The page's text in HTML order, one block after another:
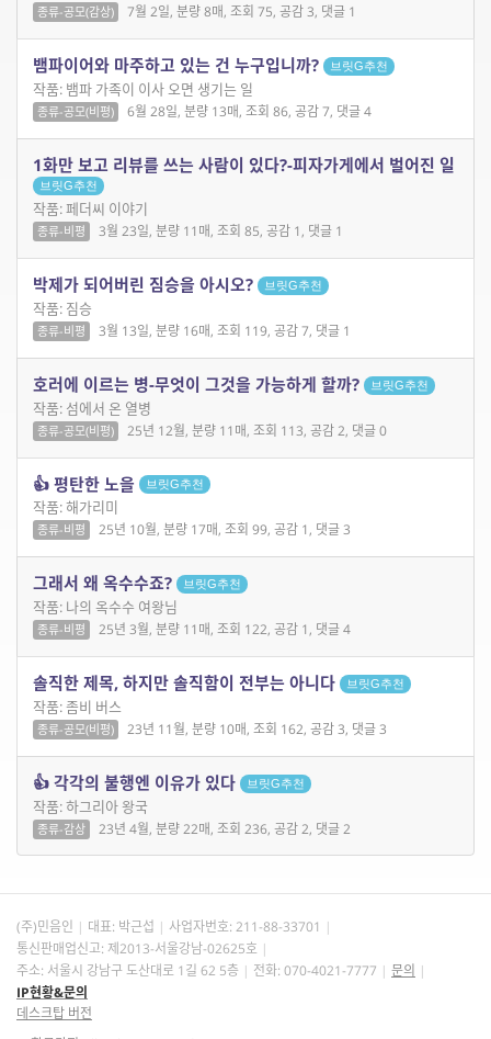
종류-공모(감상) 7월 2일, 분량 8매, 조회 75, 공감 3, 댓글 1
뱀파이어와 마주하고 있는 건 누구입니까? 브릿G추천
작품: 뱀파 가족이 이사 오면 생기는 일
종류-공모(비평) 6월 28일, 분량 13매, 조회 86, 공감 7, 댓글 4
1화만 보고 리뷰를 쓰는 사람이 있다?-피자가게에서 벌어진 일
브릿G추천
작품: 페더씨 이야기
종류-비평 3월 23일, 분량 11매, 조회 85, 공감 1, 댓글 1
박제가 되어버린 짐승을 아시오? 브릿G추천
작품: 짐승
종류-비평 3월 13일, 분량 16매, 조회 119, 공감 7, 댓글 1
호러에 이르는 병-무엇이 그것을 가능하게 할까? 브릿G추천
작품: 섬에서 온 열병
종류-공모(비평) 25년 12월, 분량 11매, 조회 113, 공감 2, 댓글 0
👍 평탄한 노을 브릿G추천
작품: 해가리미
종류-비평 25년 10월, 분량 17매, 조회 99, 공감 1, 댓글 3
그래서 왜 옥수수죠? 브릿G추천
작품: 나의 옥수수 여왕님
종류-비평 25년 3월, 분량 11매, 조회 122, 공감 1, 댓글 4
솔직한 제목, 하지만 솔직함이 전부는 아니다 브릿G추천
작품: 좀비 버스
종류-공모(비평) 23년 11월, 분량 10매, 조회 162, 공감 3, 댓글 3
👍 각각의 불행엔 이유가 있다 브릿G추천
작품: 하그리아 왕국
종류-감상 23년 4월, 분량 22매, 조회 236, 공감 2, 댓글 2
(주)민음인 대표: 박근섭 사업자번호: 211-88-33701
통신판매업신고: 제2013-서울강남-02625호
주소: 서울시 강남구 도산대로 1길 62 5층
전화: 070-4021-7777
문의
IP현황&문의
데스크탑 버전